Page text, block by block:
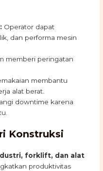
Operator dapat
dan performa mesin
memberi peringatan
membantu
alat berat.
downtime karena
Konstruksi
forklift, dan alat
produktivitas